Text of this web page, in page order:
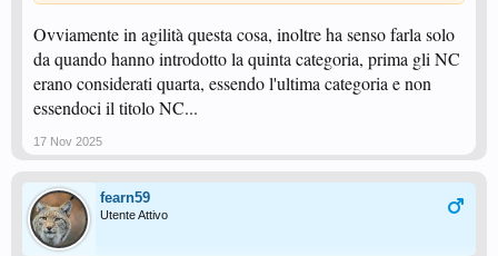
Ovviamente in agilità questa cosa, inoltre ha senso farla solo
da quando hanno introdotto la quinta categoria, prima gli NC
erano considerati quarta, essendo l'ultima categoria e non
essendoci il titolo NC...
17 Nov 2025
fearn59
Utente Attivo